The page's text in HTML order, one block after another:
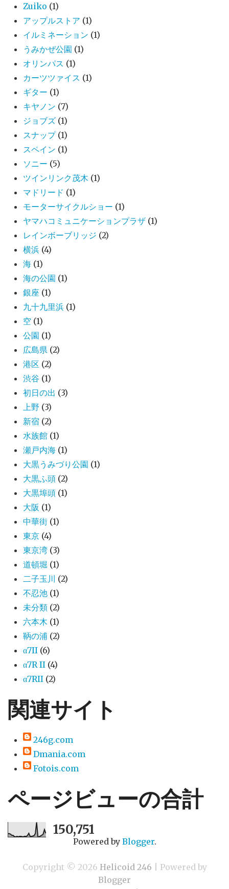
Zuiko (1)
アップルストア (1)
イルミネーション (1)
うみかぜ公園 (1)
オリンパス (1)
カーツツァイス (1)
ギター (1)
キヤノン (7)
ジョブズ (1)
スナップ (1)
スペイン (1)
ソニー (5)
ツインリンク茂木 (1)
マドリード (1)
モーターサイクルショー (1)
ヤマハコミュニケーションプラザ (1)
レインボーブリッジ (2)
横浜 (4)
海 (1)
海の公園 (1)
銀座 (1)
九十九里浜 (1)
空 (1)
公園 (1)
広島県 (2)
港区 (2)
渋谷 (1)
初日の出 (3)
上野 (3)
新宿 (2)
水族館 (1)
瀬戸内海 (1)
大黒うみづり公園 (1)
大黒ふ頭 (2)
大黒埠頭 (1)
大阪 (1)
中華街 (1)
東京 (4)
東京湾 (3)
道頓堀 (1)
二子玉川 (2)
不忍池 (1)
未分類 (2)
六本木 (1)
鞆の浦 (2)
α7II (6)
α7R II (4)
α7RII (2)
関連サイト
246g.com
Dmania.com
Fotois.com
ページビューの合計
150,751
Powered by Blogger.
Copyright © 2026 Helicoid 246 | Powered by
Blogger